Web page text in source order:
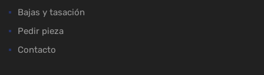
Bajas y tasación
Pedir pieza
Contacto